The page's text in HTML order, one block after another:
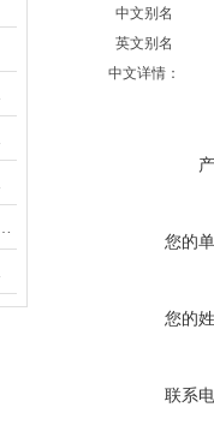
中文别名
英文别名
中文详情：
您的
您的
联系